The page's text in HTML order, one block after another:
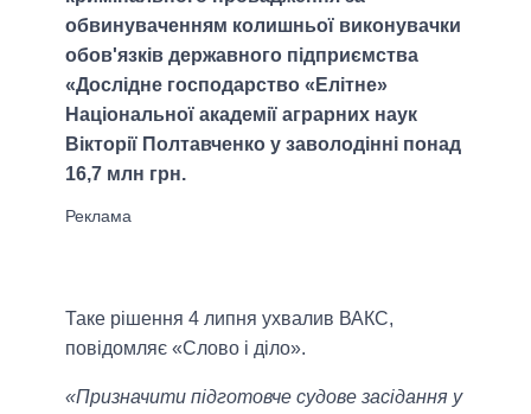
обвинуваченням колишньої виконувачки
обов'язків державного підприємства
«Дослідне господарство «Елітне»
Національної академії аграрних наук
Вікторії Полтавченко у заволодінні понад
16,7 млн грн.
Таке рішення 4 липня ухвалив ВАКС,
повідомляє «Слово і діло».
«Призначити підготовче судове засідання у